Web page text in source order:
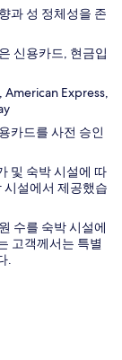
과 성 정체성을 존
신용카드, 현금입
Express,
카드를 사전 승인
및 숙박 시설에 따
시설에서 제공했습
수를 숙박 시설에
고객께서는 특별
.